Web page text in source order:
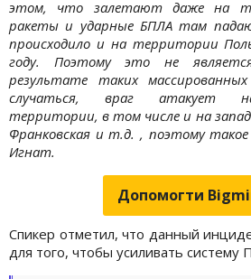
этом, что залетают даже на
ракеты и ударные БПЛА там
происходило и на территории
году. Поэтому это не
результате таких
случаться, враг атакует
территории, в том числе и на
Франковская и т.д. , поэтому
Игнат.
Допомогти
Спикер отметил, что данный
для того, чтобы усиливать систему